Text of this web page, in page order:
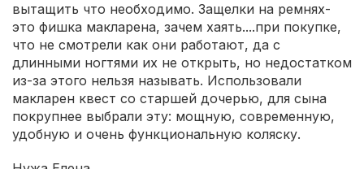
вытащить что необходимо. Защелки на ремнях-
это фишка макларена, зачем хаять....при покупке,
что не смотрели как они работают, да с
длинными ногтями их не открыть, но недостатком
из-за этого нельзя называть. Использовали
макларен квест со старшей дочерью, для сына
покрупнее выбрали эту: мощную, современную,
удобную и очень функциональную коляску.